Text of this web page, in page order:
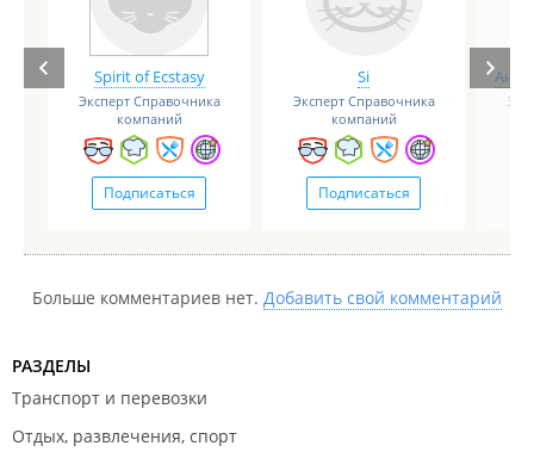
Spirit of Ecstasy
Эксперт Справочника
компаний
Подписаться
Si
Эксперт Справочника
компаний
Подписаться
Больше комментариев нет. Добавить свой комментарий
РАЗДЕЛЫ
Транспорт и перевозки
Отдых, развлечения, спорт